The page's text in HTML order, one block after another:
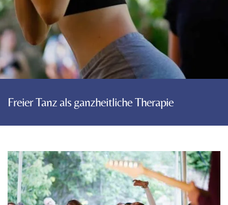
Freier Tanz als ganzheitliche Therapie